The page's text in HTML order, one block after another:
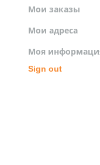
Мои заказы
Мои адреса
Моя
Sign out